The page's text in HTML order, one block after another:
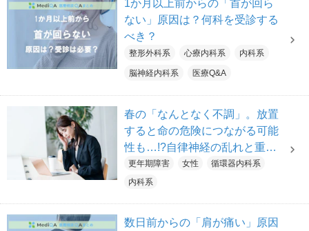
1か月以上前からの「首が回ら
ない」原因は？何科を受診する
べき？
整形外科系 心療内科系 内科系
脳神経内科系 医療Q&A
春の「なんとなく不調」。放置
すると命の危険につながる可能
性も…!?自律神経の乱れと重大
疾患、見極めのポイントを医師
が解説【医師解説】
更年期障害 女性
循環器内科系
内科系
数日前からの「肩が痛い」原因